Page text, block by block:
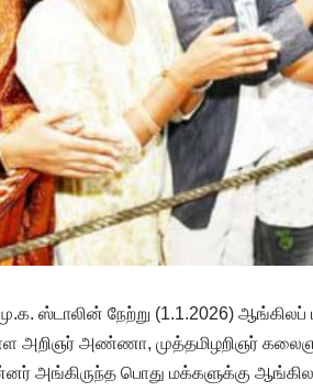
ஸ்டாலின் நேற்று (1.1.2026)
அறிஞர் அண்ணா, முத்தமிழறிஞர்
அங்கிருந்த பொது மக்களுக்கு